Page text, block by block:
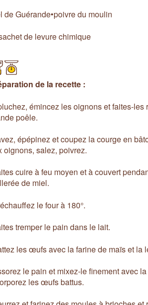
de Guérande•poivre du moulin
de levure chimique
de la recette :
émincez les oignons et faites-
poêle.
épépinez et coupez la courge en
oignons, salez, poivrez.
cuire à feu moyen et à couvert
de miel.
le four à 180°.
tremper le pain dans le lait.
les œufs avec la farine de maïs et la
le pain et mixez-le finement avec
les œufs battus.